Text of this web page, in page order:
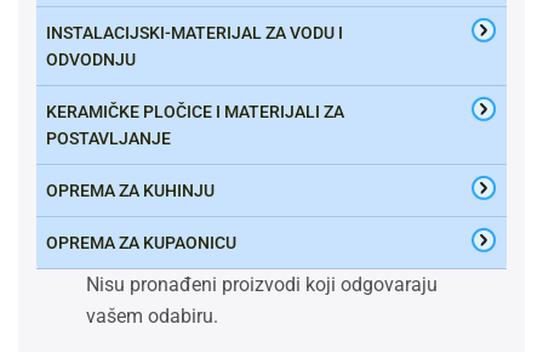
INSTALACIJSKI-MATERIJAL ZA VODU I
ODVODNJU
KERAMIČKE PLOČICE I MATERIJALI ZA
POSTAVLJANJE
OPREMA ZA KUHINJU
OPREMA ZA KUPAONICU
Nisu pronađeni proizvodi koji odgovaraju
vašem odabiru.